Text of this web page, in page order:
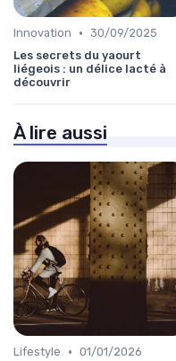
Innovation • 30/09/2025
Les secrets du yaourt
liégeois : un délice lacté à
découvrir
À lire aussi
Lifestyle • 01/01/2026